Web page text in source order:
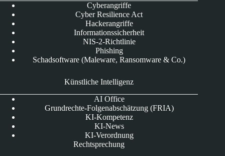
Cyberangriffe
Cyber Resilience Act
Hackerangriffe
Informationssicherheit
NIS-2-Richtlinie
Phishing
Schadsoftware (Maleware, Ransomware & Co.)
Künstliche Intelligenz
AI Office
Grundrechte-Folgenabschätzung (FRIA)
KI-Kompetenz
KI-News
KI-Verordnung
Rechtsprechung